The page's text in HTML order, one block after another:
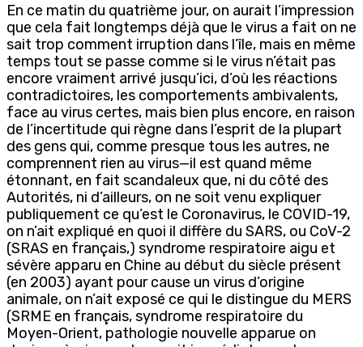
En ce matin du quatrième jour, on aurait l’impression
que cela fait longtemps déjà que le virus a fait on ne
sait trop comment irruption dans l’île, mais en même
temps tout se passe comme si le virus n’était pas
encore vraiment arrivé jusqu’ici, d’où les réactions
contradictoires, les comportements ambivalents,
face au virus certes, mais bien plus encore, en raison
de l’incertitude qui règne dans l’esprit de la plupart
des gens qui, comme presque tous les autres, ne
comprennent rien au virus—il est quand même
étonnant, en fait scandaleux que, ni du côté des
Autorités, ni d’ailleurs, on ne soit venu expliquer
publiquement ce qu’est le Coronavirus, le COVID-19,
on n’ait expliqué en quoi il diffère du SARS, ou CoV-2
(SRAS en français,) syndrome respiratoire aigu et
sévère apparu en Chine au début du siècle présent
(en 2003) ayant pour cause un virus d’origine
animale, on n’ait exposé ce qui le distingue du MERS
(SRME en français, syndrome respiratoire du
Moyen-Orient, pathologie nouvelle apparue on